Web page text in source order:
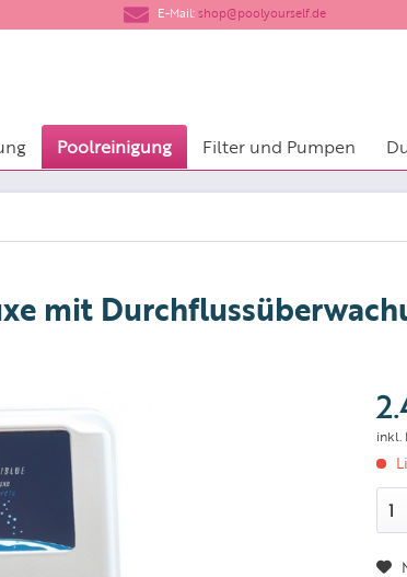
​E-Mail: shop@poolyourself.de
Poolreinigung Filter und Pumpen
mit
inkl.